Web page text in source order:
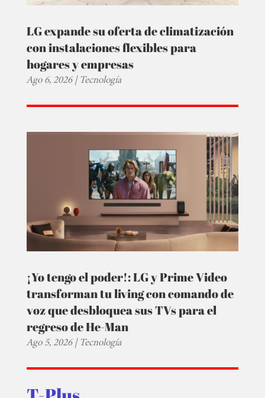
LG expande su oferta de climatización
con instalaciones flexibles para
hogares y empresas
Ago 6, 2026|Tecnología
¡Yo tengo el poder!: LG y Prime Video
transforman tu living con comando de
voz que desbloquea sus TVs para el
regreso de He-Man
Ago 5, 2026|Tecnología